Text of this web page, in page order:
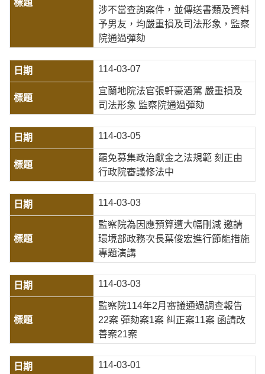
涉不當查詢案件，並傳送書類及資料
予男友，均嚴重損及司法形象，監察
院通過彈劾
114-03-07
宜蘭地院法官張軒豪酒駕 嚴重損及
司法形象 監察院通過彈劾
114-03-05
罷免募集政治獻金之法規範 刻正由
行政院審議修法中
114-03-03
監察院為因應預算遭大幅刪減 邀請
環境部政務次長葉俊宏進行節能措施
專題演講
114-03-03
監察院114年2月審議通過調查報告
22案 彈劾案1案 糾正案11案 函請改
善案21案
114-03-01